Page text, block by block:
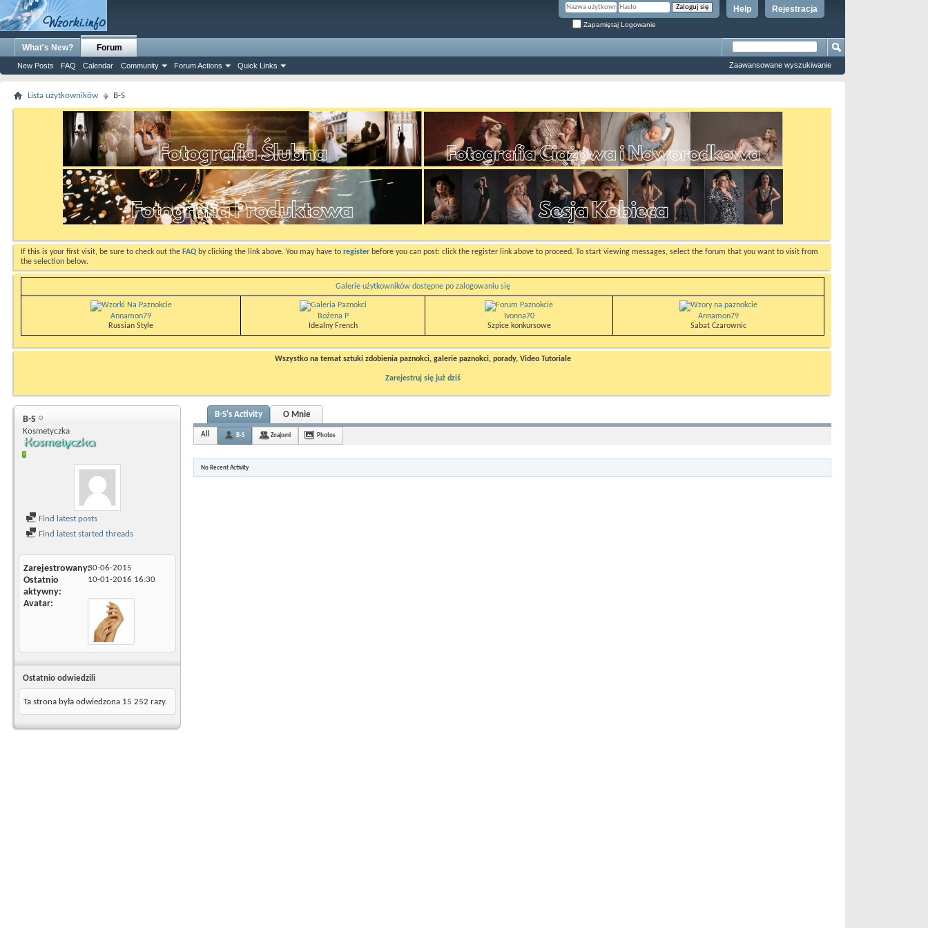
Rejestracja
Help
Zapamiętaj Logowanie
What's New? Forum
New Posts FAQ Calendar Community Forum Actions Quick Links Zaawansowane wyszukiwanie
Lista użytkowników B-S
If this is your first visit, be sure to check out the FAQ by clicking the link above. You may have to register before you can post: click the register link above to proceed. To start viewing messages, select the forum that you want to visit from
the selection below.
Galerie użytkowników dostępne po zalogowaniu się
Annamon79
Russian Style
Bożena P
Idealny French
Ivonna70
Szpice konkursowe
Annamon79
Sabat Czarownic
Wszystko na temat sztuki zdobienia paznokci, galerie paznokci, porady, Video Tutoriale
Zarejestruj się już dziś
B-S
Kosmetyczka
Find latest posts
Find latest started threads
Zarejestrowany30-06-2015
Ostatnio
aktywny
10-01-2016 16:30
Avatar
Ostatnio odwiedzili
Ta strona była odwiedzona 15 252 razy.
B-S's Activity O Mnie
All B-S Znajomi Photos
No Recent Activity